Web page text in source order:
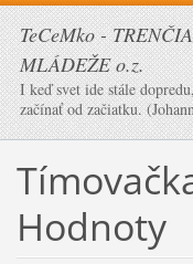
TeCeMko -
MLÁDEŽE o.z.
I keď svet ide stále
začínať od začiatku.
Hodnoty